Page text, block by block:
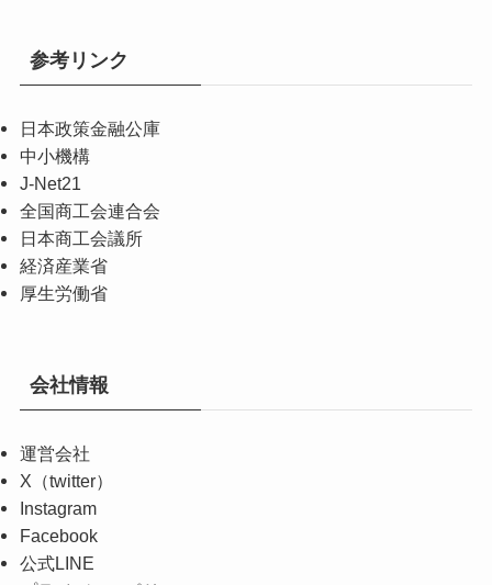
参考リンク
日本政策金融公庫
中小機構
J-Net21
全国商工会連合会
日本商工会議所
経済産業省
厚生労働省
会社情報
運営会社
X（twitter）
Instagram
Facebook
公式LINE